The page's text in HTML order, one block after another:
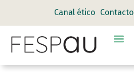
Canal ético Contacto